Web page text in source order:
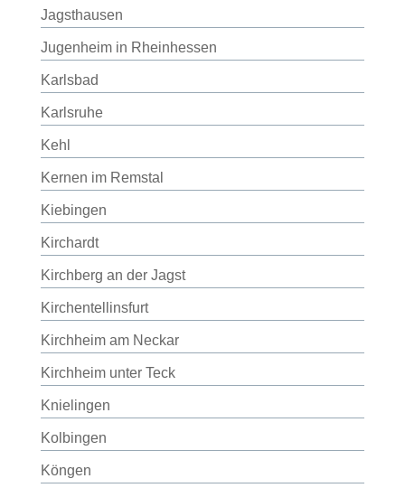
Jagsthausen
Jugenheim in Rheinhessen
Karlsbad
Karlsruhe
Kehl
Kernen im Remstal
Kiebingen
Kirchardt
Kirchberg an der Jagst
Kirchentellinsfurt
Kirchheim am Neckar
Kirchheim unter Teck
Knielingen
Kolbingen
Köngen